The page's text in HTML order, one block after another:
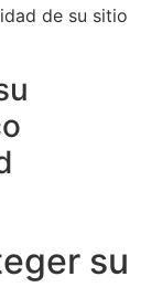
de su sitio
su